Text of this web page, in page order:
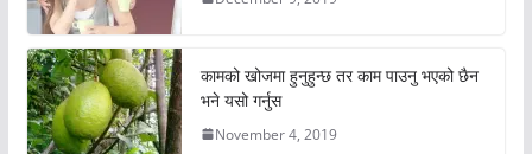
कामको खोजमा हुनुहुन्छ तर काम पाउनु भएको छैन
भने यसो गर्नुस
November 4, 2019